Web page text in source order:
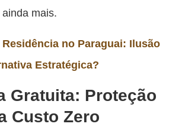
mais.
Residência no Paraguai: Ilusão
Estratégica?
Gratuita: Proteção
Custo Zero